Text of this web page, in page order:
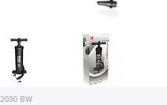
Шланги и
насосы
BW